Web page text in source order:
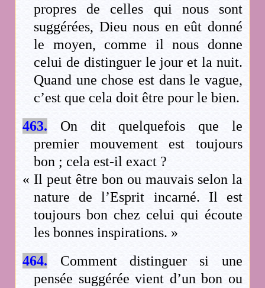
propres de celles qui nous sont
suggérées, Dieu nous en eût donné
le moyen, comme il nous donne
celui de distinguer le jour et la nuit.
Quand une chose est dans le vague,
c’est que cela doit être pour le bien.
463. On dit quelquefois que le
premier mouvement est toujours
bon ; cela est-il exact ?
« Il peut être bon ou mauvais selon la
nature de l’Esprit incarné. Il est
toujours bon chez celui qui écoute
les bonnes inspirations. »
464. Comment distinguer si une
pensée suggérée vient d’un bon ou